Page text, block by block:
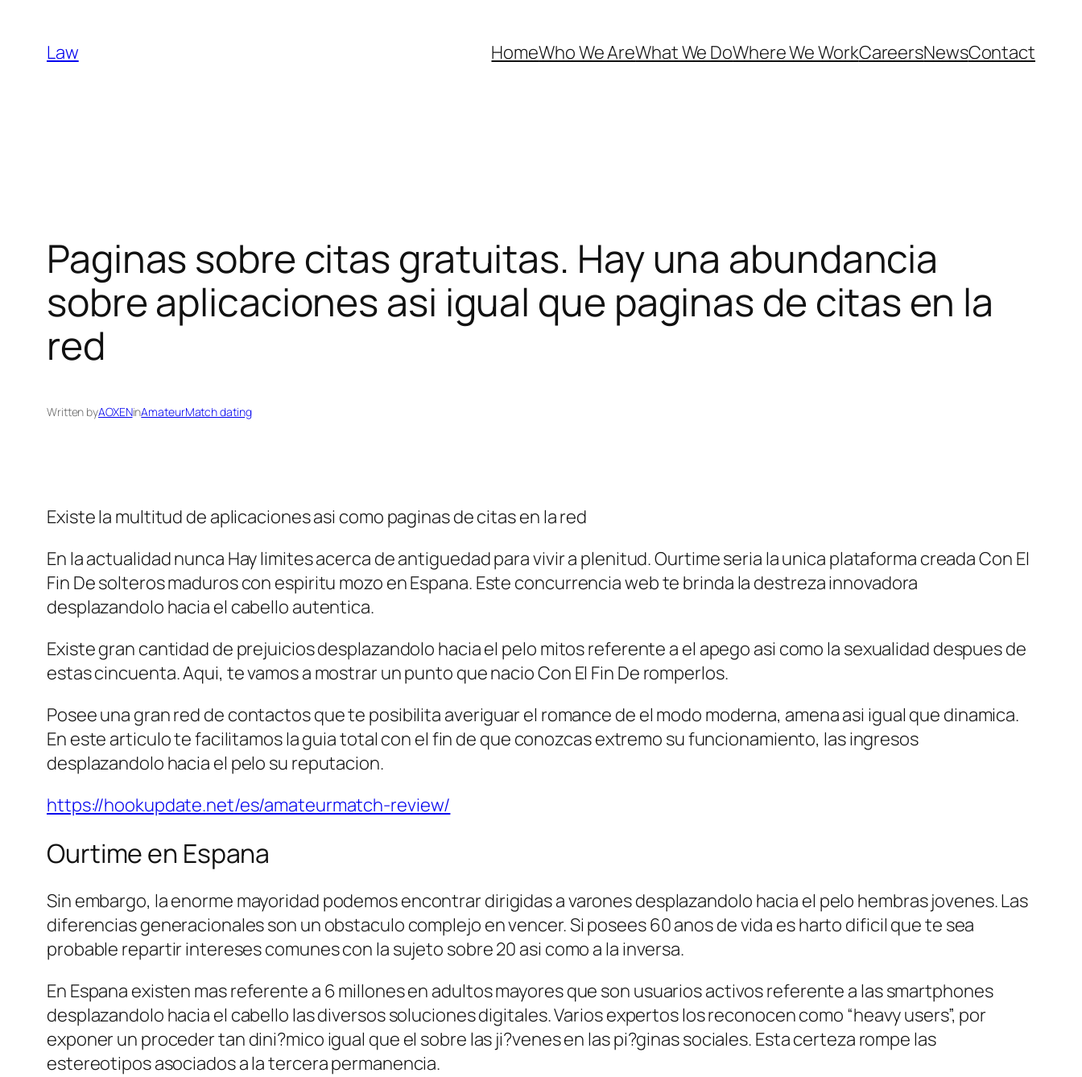
content
Law HomeWho We AreWhat We DoWhere We WorkCareersNewsContact
Paginas sobre citas gratuitas. Hay una abundancia
sobre aplicaciones asi­ igual que paginas de citas en la
red
Written byAOXENinAmateurMatch dating
Existe la multitud de aplicaciones asi­ como paginas de citas en la red
En la actualidad nunca Hay limites acerca de antiguedad para vivir a plenitud. Ourtime seri­a la unica plataforma creada Con El
Fin De solteros maduros con espiritu mozo en Espana. Este concurrencia web te brinda la destreza innovadora
desplazandolo hacia el cabello autentica.
Existe gran cantidad de prejuicios desplazandolo hacia el pelo mitos referente a el apego asi­ como la sexualidad despues de
estas cincuenta. Aqui, te vamos a mostrar un punto que nacio Con El Fin De romperlos.
Posee una gran red de contactos que te posibilita averiguar el romance de el modo moderna, amena asi­ igual que dinamica.
En este articulo te facilitamos la guia total con el fin de que conozcas extremo su funcionamiento, las ingresos
desplazandolo hacia el pelo su reputacion.
https://hookupdate.net/es/amateurmatch-review/
Ourtime en Espana
Sin embargo, la enorme mayoridad podemos encontrar dirigidas a varones desplazandolo hacia el pelo hembras jovenes. Las
diferencias generacionales son un obstaculo complejo en vencer. Si posees 60 anos de vida es harto dificil que te sea
probable repartir intereses comunes con la sujeto sobre 20 asi­ como a la inversa.
En Espana existen mas referente a 6 millones en adultos mayores que son usuarios activos referente a las smartphones
desplazandolo hacia el cabello las diversos soluciones digitales. Varios expertos los reconocen como “heavy users”, por
exponer un proceder tan dini?mico igual que el sobre las ji?venes en las pi?ginas sociales. Esta certeza rompe las
estereotipos asociados a la tercera permanencia.